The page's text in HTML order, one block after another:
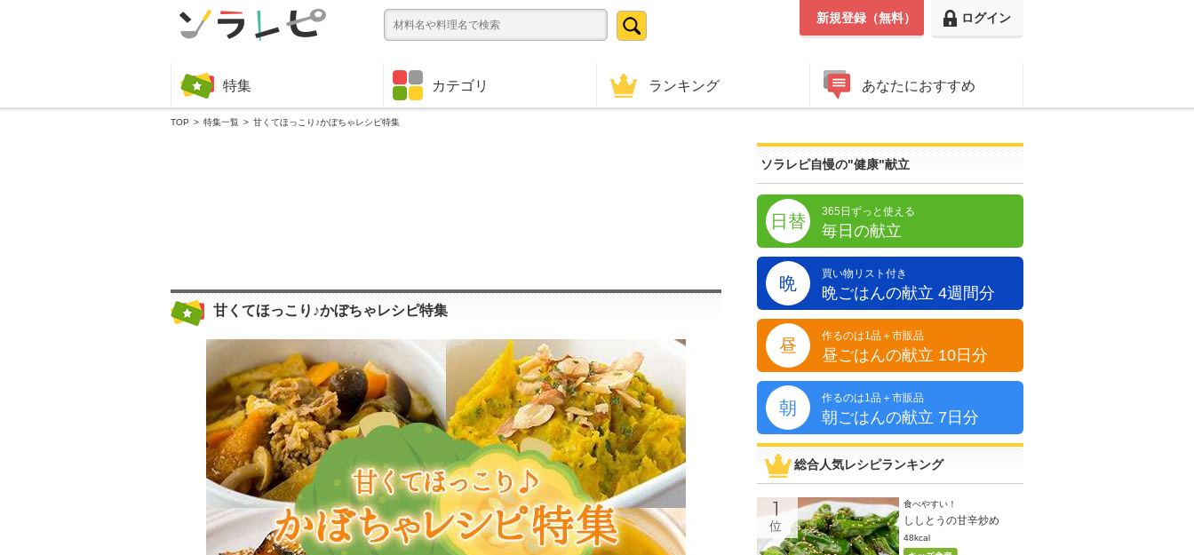
ログイン
新規登録（無料）
特集 カテゴリ ランキング あなたにおすすめ
TOP 特集一覧 甘くてほっこり♪かぼちゃレシピ特集
甘くてほっこり♪かぼちゃレシピ特集
ソラレピ自慢の"健康"献立
日替 365日ずっと使える
毎日の献立
晩 買い物リスト付き
晩ごはんの献立 4週間分
昼 作るのは1品＋市販品
昼ごはんの献立 10日分
朝 作るのは1品＋市販品
朝ごはんの献立 7日分
総合人気レシピランキング
食べやすい！
ししとうの甘辛炒め
48kcal